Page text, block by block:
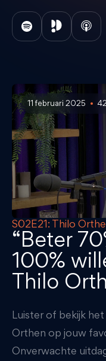
overname niet het
maar juist een nieuw
11 februari 2025
“Beter
100%
Thilo
S02E21: Thilo
Luister of bekijk
Orthen op jouw
Onverwachte